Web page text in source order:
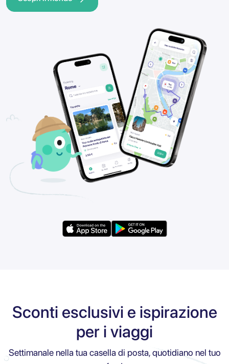
Sconti esclusivi e ispirazione
per i viaggi
Settimanale nella tua casella di posta, quotidiano nel tuo